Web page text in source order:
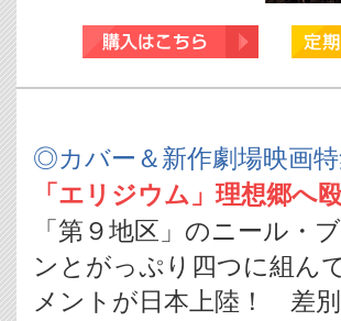
◎カバー＆新作劇場映画
「エリジウム」理想郷へ
「第９地区」のニール・
ンとがっぷり四つに組ん
メントが日本上陸！ 差